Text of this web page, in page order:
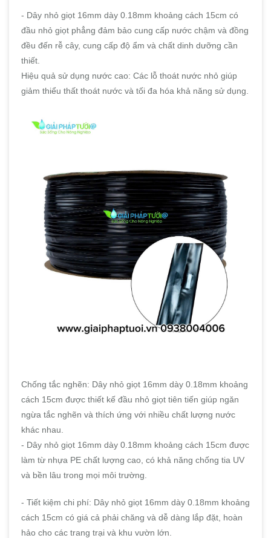
- Dây nhỏ giọt 16mm dày 0.18mm khoảng cách 15cm có
đầu nhỏ giọt phẳng đảm bảo cung cấp nước chậm và đồng
đều đến rễ cây, cung cấp độ ẩm và chất dinh dưỡng cần
thiết.
Hiệu quả sử dụng nước cao: Các lỗ thoát nước nhỏ giúp
giảm thiểu thất thoát nước và tối đa hóa khả năng sử dụng.
Chống tắc nghẽn: Dây nhỏ giọt 16mm dày 0.18mm khoảng
cách 15cm được thiết kế đầu nhỏ giọt tiên tiến giúp ngăn
ngừa tắc nghẽn và thích ứng với nhiều chất lượng nước
khác nhau.
- Dây nhỏ giọt 16mm dày 0.18mm khoảng cách 15cm được
làm từ nhựa PE chất lượng cao, có khả năng chống tia UV
và bền lâu trong mọi môi trường.
- Tiết kiệm chi phí: Dây nhỏ giọt 16mm dày 0.18mm khoảng
cách 15cm có giá cả phải chăng và dễ dàng lắp đặt, hoàn
hảo cho các trang trại và khu vườn lớn.